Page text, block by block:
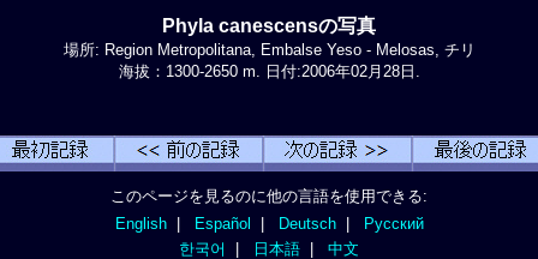
Phyla canescensの写真
場所: Region Metropolitana, Embalse Yeso - Melosas, チリ
海拔：1300-2650 m. 日付:2006年02月28日.
このページを見るのに他の言語を使用できる:
English| Español Deutsch|
Русский
한국어
日本語 中文